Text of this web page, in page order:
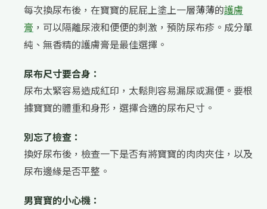
每次換尿布後，在寶寶的屁屁上塗上一層薄薄的護膚
膏 ，可以隔離尿液和便便的刺激，預防尿布疹。成分單
純、無香精的護膚膏是最佳選擇。
尿布尺寸要合身：
尿布太緊容易造成紅印，太鬆則容易漏尿或漏便。要根
據寶寶的體重和身形，選擇合適的尿布尺寸。
別忘了檢查：
換好尿布後，檢查一下是否有將寶寶的肉肉夾住，以及
尿布邊緣是否平整。
男寶寶的小心機：